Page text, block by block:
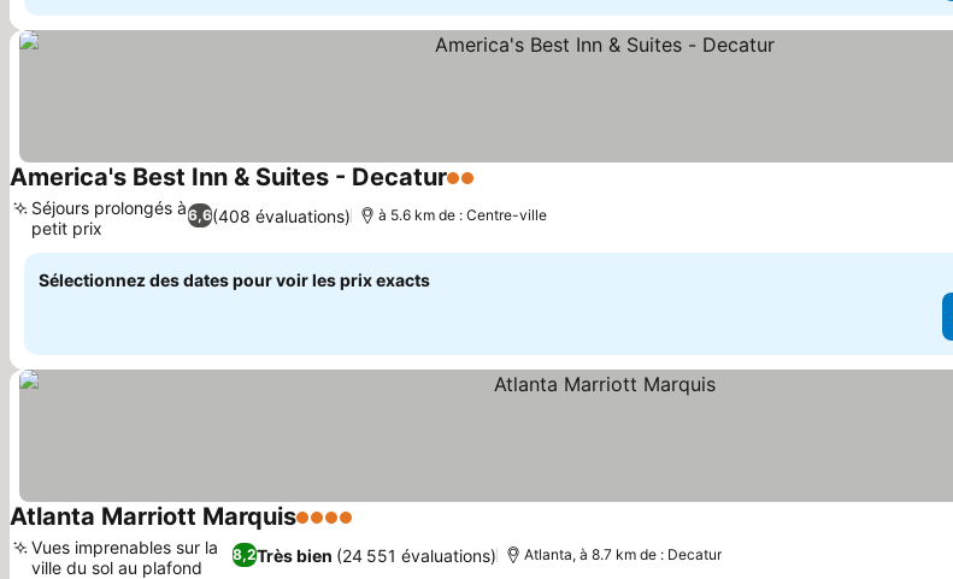
America's Best Inn & Suites - Decatur2 Étoiles
6,6(408 évaluations)
Séjours prolongés à
petit prix
à 5.6 km de : Centre-ville
Sélectionnez des dates pour voir les prix exacts
Atlanta Marriott Marquis4 Étoiles
8,2Très bien (24 551 évaluations)
Vues imprenables sur la
ville du sol au plafond
Atlanta, à 8.7 km de : Decatur